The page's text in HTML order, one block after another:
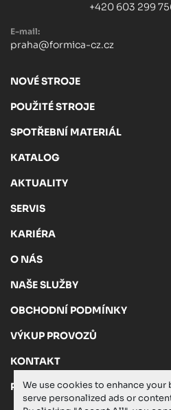
We use cookies to enhance
serve personalized ads or
+420 603 299
E-mail:
praha@formica-cz.cz
NOVÉ STROJE
POUŽITÉ STROJE
SPOTŘEBNÍ MATERIÁL
KATALOG
AKTUALITY
SERVIS
KARIÉRA
O NÁS
NAŠE SLUŽBY
OBCHODNÍ PODMÍNKY
VÝKUP PROVOZŮ
KONTAKT
PRIVACY POLICY